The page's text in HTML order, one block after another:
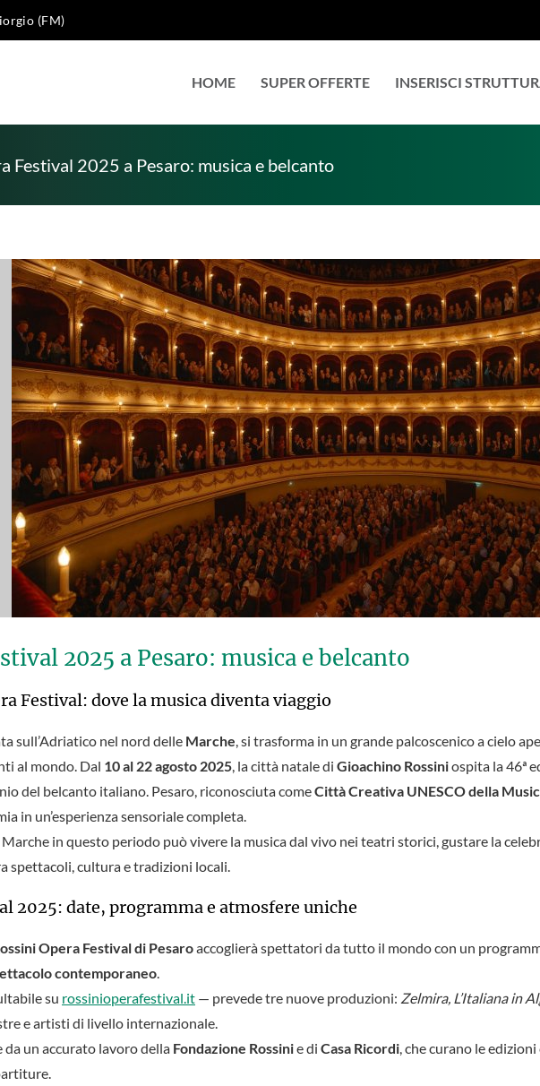
(FM)
HOME SUPER OFFERTE INSERISCI
Festival 2025 a Pesaro: musica e belcanto
2025 a Pesaro: musica e belcanto
Festival: dove la musica diventa viaggio
sull’Adriatico nel nord delle Marche, si trasforma in un grande palcoscenico a cielo
al mondo. Dal 10 al 22 agosto 2025, la città natale di Gioachino Rossiniospita la 46ª
del belcanto italiano. Pesaro, riconosciuta comeCittà Creativa UNESCO della
in un’esperienza sensoriale completa.
Marche in questo periodo può vivere la musica dal vivo nei teatri storici, gustare la
spettacoli, cultura e tradizioni locali.
2025: date, programma e atmosfere uniche
Opera Festival di Pesaroaccoglierà spettatori da tutto il mondo con un
contemporaneo.
su rossinioperafestival.it — prevede tre nuove produzioni: Zelmira, L’Italiana in
e artisti di livello internazionale.
un accurato lavoro della Fondazione Rossinie di Casa Ricordi, che curano le